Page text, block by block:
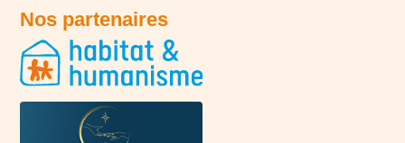
Nos partenaires